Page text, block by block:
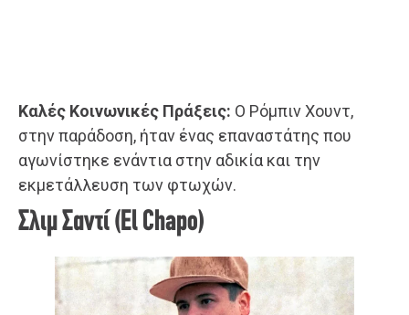
Καλές Κοινωνικές Πράξεις: Ο Ρόμπιν Χουντ,
στην παράδοση, ήταν ένας επαναστάτης που
αγωνίστηκε ενάντια στην αδικία και την
εκμετάλλευση των φτωχών.
Σλιμ Σαντί (El Chapo)